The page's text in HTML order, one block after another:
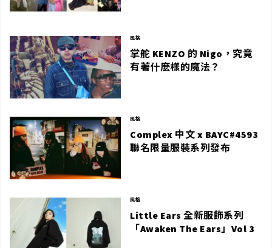
風格
掌舵 KENZO 的 Nigo，究竟
有著什麽樣的魔法？
風格
Complex 中文 x BAYC#4593
聯名限量服裝系列發布
風格
Little Ears 全新服飾系列
「Awaken The Ears」Vol 3